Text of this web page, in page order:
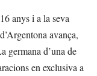
anys i a la seva
avança,
germana d’una de
en exclusiva a